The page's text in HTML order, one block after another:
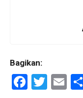
Bagikan:
F
T
E